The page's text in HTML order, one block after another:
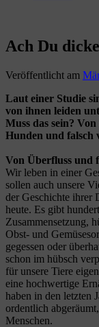
Ach Du
Veröffentlicht am
Laut einer Studie
von ihnen leiden
Muss das sein?
Hunden und falsch
Von Überfluss und
Wir leben in einer
sollen auch unsere
der Geschichte ihrer
heute. Es gibt
Zusammensetzung,
Obst- und
gegessen oder
schon im hübsch
für unsere Tiere
eine hochwertige
haben in den letzten
ordentlich
Menschen.